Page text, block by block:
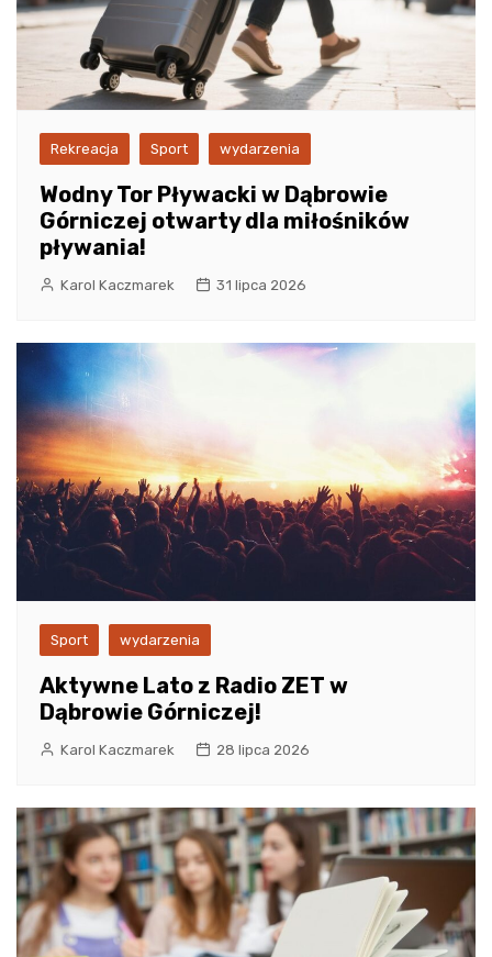
Rekreacja Sport wydarzenia
Wodny Tor Pływacki w Dąbrowie
Górniczej otwarty dla miłośników
pływania!
Karol Kaczmarek 31 lipca 2026
Sport wydarzenia
Aktywne Lato z Radio ZET w
Dąbrowie Górniczej!
Karol Kaczmarek 28 lipca 2026